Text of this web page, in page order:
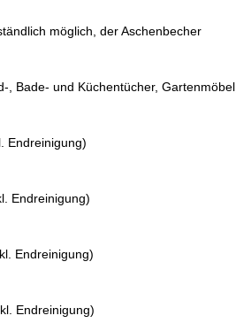
möglich, der Aschenbecher
, Bade- und Küchentücher, Gartenmöbel,
Endreinigung)
Endreinigung)
Endreinigung)
Endreinigung)